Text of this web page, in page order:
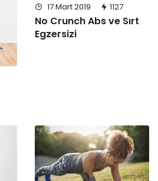
17 Mart 2019 1127
No Crunch Abs ve Sırt
Egzersizi